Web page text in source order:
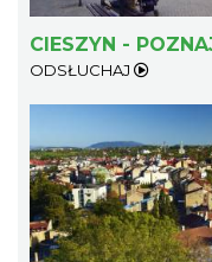
Cieszyn
0.42 km
CIESZYN -
ODSŁUCHAJ